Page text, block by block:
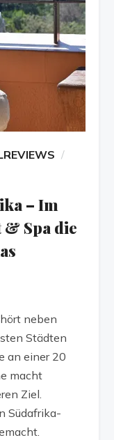
– Im
& Spa die
neben
Städten
an einer 20
macht
Ziel.
Südafrika-